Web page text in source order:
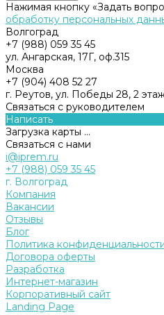
Нажимая кнопку «Задать
обработку персональных
Волгоград
+7 (988) 059 35 45
ул. Ангарская, 17Г, оф.315
Москва
+7 (904) 408 52 27
г. Реутов, ул. Победы 28, 2
Связаться с руководителем
Написать
Загрузка карты ...
Связаться с нами
i@iprem.ru
+7 (988) 059 35 45
г. Волгоград
Компания
Вакансии
Отзывы
Блог
Политика
Договора оферты
Разработка
Интернет-магазин
Корпоративный сайт
Landing Page